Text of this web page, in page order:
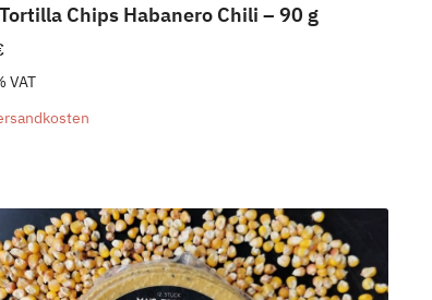
Chips Habanero Chili – 90 g
VAT